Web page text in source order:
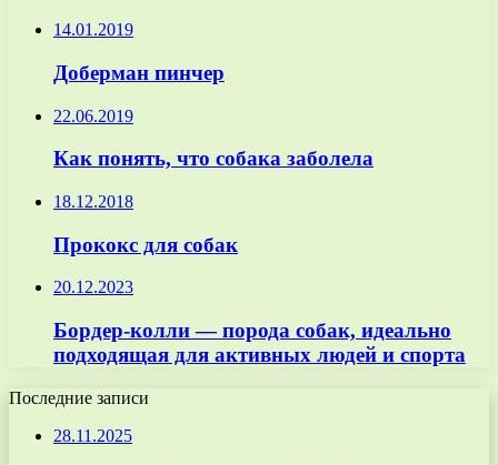
14.01.2019
Доберман пинчер
22.06.2019
Как понять, что собака заболела
18.12.2018
Прококс для собак
20.12.2023
Бордер-колли — порода собак, идеально
подходящая для активных людей и спорта
Последние записи
28.11.2025